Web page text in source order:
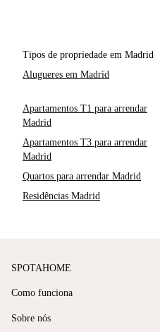
Tipos de propriedade em Madrid
Alugueres em Madrid
Apartamentos T1 para arrendar
Madrid
Apartamentos T3 para arrendar
Madrid
Quartos para arrendar Madrid
Residências Madrid
SPOTAHOME
Como funciona
Sobre nós